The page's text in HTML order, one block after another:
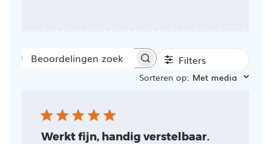
Beoordelingen
Filters
Sorteren op: Met media
Werkt fijn, handig verstelbaar.